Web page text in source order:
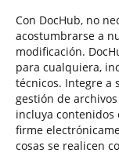
Con DocHub, no
acostumbrarse a
modificación.
para cualquiera,
técnicos. Integre a
gestión de
incluya
firme
cosas se realicen